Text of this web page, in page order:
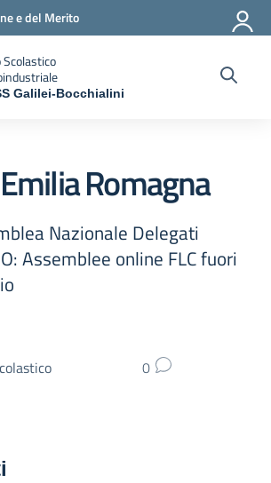
e del Merito
Scolastico
Galilei-Bocchialini
Emilia Romagna
Nazionale Delegati
Assemblee online FLC fuori
0